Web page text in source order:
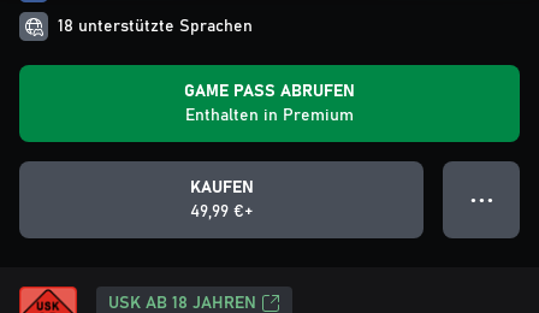
18 unterstützte Sprachen
GAME PASS ABRUFEN
Enthalten in Premium
KAUFEN
49,99 €+
● ● ●
USK AB 18 JAHREN